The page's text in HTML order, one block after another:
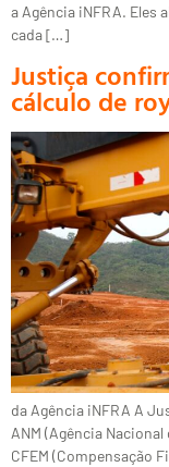
a Agência iNFRA. Eles
cada […]
Justiça
cálculo de
da Agência iNFRA A
ANM (Agência
CFEM (Compensação